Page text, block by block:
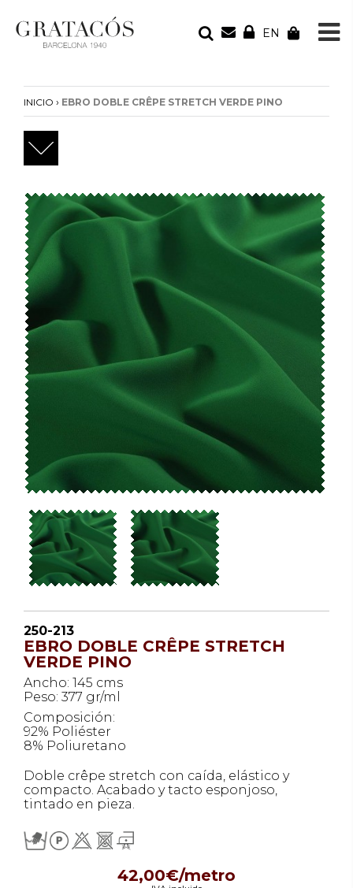
EN
Tu bolsa está vacía
INICIO › EBRO DOBLE CRÊPE STRETCH VERDE PINO
250-213
EBRO DOBLE CRÊPE STRETCH
VERDE PINO
Ancho: 145 cms
Peso: 377 gr/ml
Composición:
92% Poliéster
8% Poliuretano
Doble crêpe stretch con caída, elástico y
compacto. Acabado y tacto esponjoso,
tintado en pieza.
42,00€/metro